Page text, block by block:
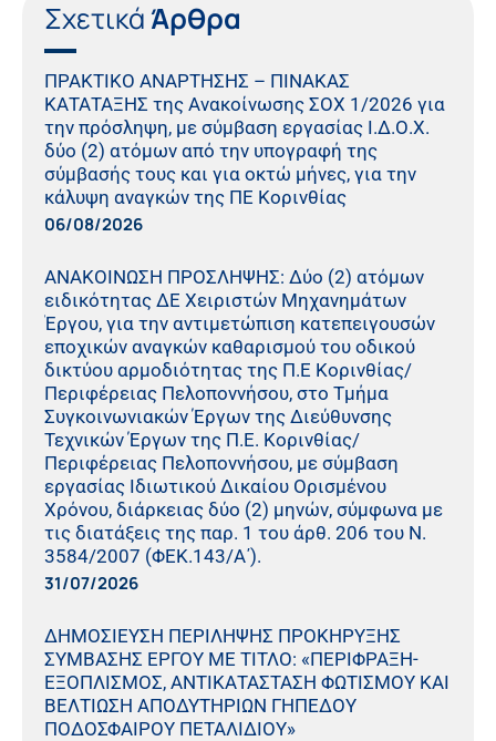
Σχετικά Άρθρα
ΠΡΑΚΤΙΚO ΑΝΑΡΤΗΣΗΣ – ΠΙΝΑΚΑΣ
ΚΑΤΑΤΑΞΗΣ της Ανακοίνωσης ΣΟΧ 1/2026 για
την πρόσληψη, με σύμβαση εργασίας Ι.Δ.Ο.Χ.
δύο (2) ατόμων από την υπογραφή της
σύμβασής τους και για οκτώ μήνες, για την
κάλυψη αναγκών της ΠΕ Κορινθίας
06/08/2026
ΑΝΑΚΟΙΝΩΣΗ ΠΡΟΣΛΗΨΗΣ: Δύο (2) ατόμων
ειδικότητας ΔΕ Χειριστών Μηχανημάτων
Έργου, για την αντιμετώπιση κατεπειγουσών
εποχικών αναγκών καθαρισμού του οδικού
δικτύου αρμοδιότητας της Π.Ε Κορινθίας/
Περιφέρειας Πελοποννήσου, στο Τμήμα
Συγκοινωνιακών Έργων της Διεύθυνσης
Τεχνικών Έργων της Π.Ε. Κορινθίας/
Περιφέρειας Πελοποννήσου, με σύμβαση
εργασίας Ιδιωτικού Δικαίου Ορισμένου
Χρόνου, διάρκειας δύο (2) μηνών, σύμφωνα με
τις διατάξεις της παρ. 1 του άρθ. 206 του Ν.
3584/2007 (ΦΕΚ.143/Α΄).
31/07/2026
ΔΗΜΟΣΙΕΥΣΗ ΠΕΡΙΛΗΨΗΣ ΠΡΟΚΗΡΥΞΗΣ
ΣΥΜΒΑΣΗΣ ΕΡΓΟΥ ΜΕ ΤΙΤΛΟ: «ΠΕΡΙΦΡΑΞΗ-
ΕΞΟΠΛΙΣΜΟΣ, ΑΝΤΙΚΑΤΑΣΤΑΣΗ ΦΩΤΙΣΜΟΥ ΚΑΙ
ΒΕΛΤΙΩΣΗ ΑΠΟΔΥΤΗΡΙΩΝ ΓΗΠΕΔΟΥ
ΠΟΔΟΣΦΑΙΡΟΥ ΠΕΤΑΛΙΔΙΟΥ»